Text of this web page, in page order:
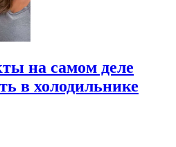
на самом деле
в холодильнике